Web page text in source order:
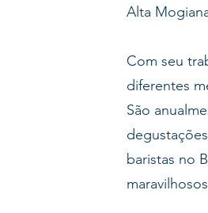
Alta
Com seu
diferentes
São
baristas no